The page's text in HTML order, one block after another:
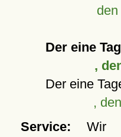
Der eine
,
Der eine
,
Service: Wir